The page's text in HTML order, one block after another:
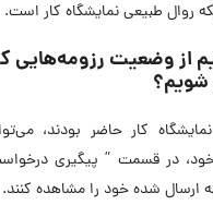
روال طبیعی نمایشگاه کار است.
از وضعیت رزومه‌هایی
شویم؟
کار حاضر بودند،
خود، در قسمت ” پیگیری
ارسال شده خود را مشاهده کنند.